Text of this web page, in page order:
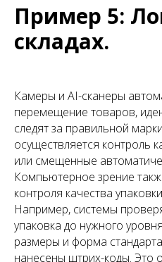
Пример 5:
складах.
Камеры и AI-сканеры
перемещение товаров,
следят за правильной
осуществляется контроль
или смещенные
Компьютерное зрение
контроля качества
Например, системы
упаковка до нужного
размеры и форма
нанесены штрих-коды. Это